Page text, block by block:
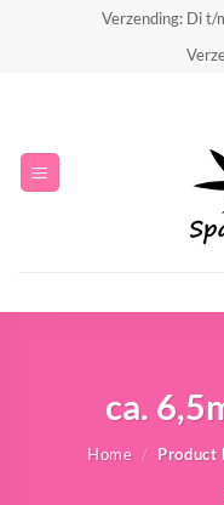
Verzending: Di t/
ca.
Home / Product